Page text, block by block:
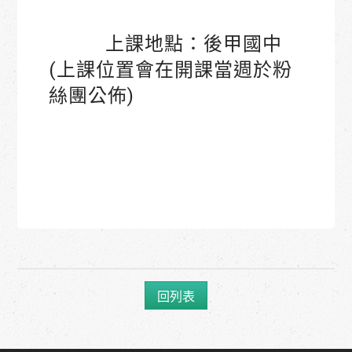
上課地點：後甲國中
(上課位置會在開課當週於粉
絲團公佈)
回列表